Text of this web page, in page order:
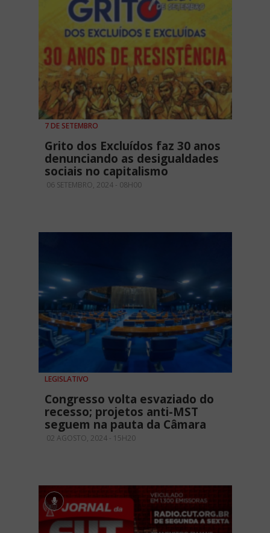
7 DE SETEMBRO
Grito dos Excluídos faz 30 anos
denunciando as desigualdades
sociais no capitalismo
06 SETEMBRO, 2024 - 08H00
LEGISLATIVO
Congresso volta esvaziado do
recesso; projetos anti-MST
seguem na pauta da Câmara
02 AGOSTO, 2024 - 15H20